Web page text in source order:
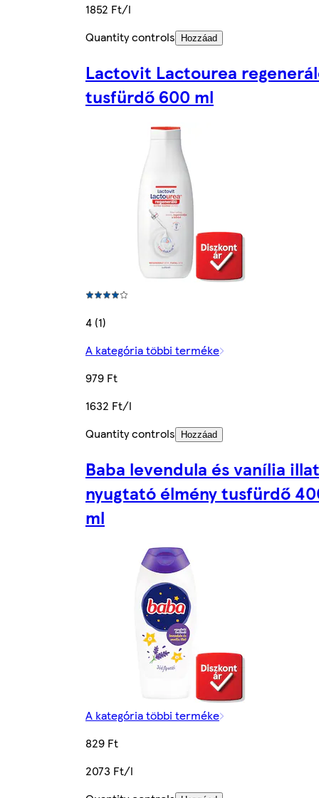
1852 Ft/l
Quantity controls
Hozzáad
Lactovit Lactourea
tusfürdő 600 ml
4 (1)
A kategória többi terméke
979 Ft
1632 Ft/l
Quantity controls
Hozzáad
Baba levendula és vanília illat
nyugtató élmény tusfürdő
ml
A kategória többi terméke
829 Ft
2073 Ft/l